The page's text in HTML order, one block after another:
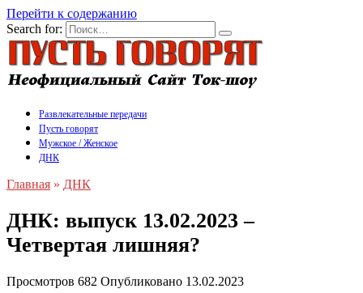
Перейти к содержанию
Search for:
Развлекательные передачи
Пусть говорят
Мужское / Женское
ДНК
Главная » ДНК
ДНК: выпуск 13.02.2023 –
Четвертая лишняя?
Просмотров 682 Опубликовано 13.02.2023